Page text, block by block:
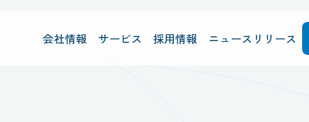
会社情報 サービス 採用情報 ニュースリリース